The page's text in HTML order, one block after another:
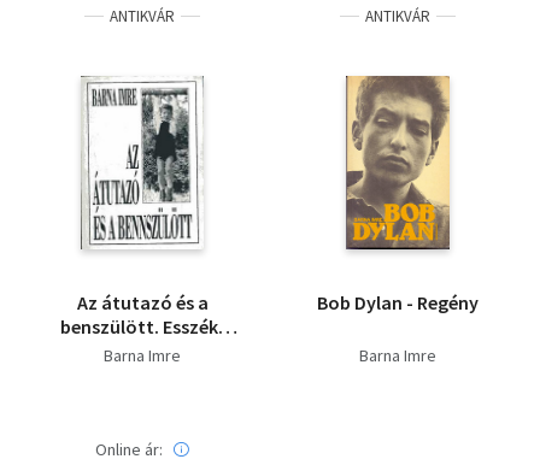
ANTIKVÁR
Az átutazó és a
benszülött. Esszék,
kritikák, publicisztikai
Barna Imre
Online ár:
ANTIKVÁR
Bob Dylan - Regény
Barna Imre